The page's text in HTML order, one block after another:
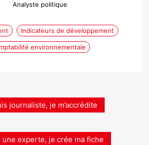
Analyste politique
Indicateurs de développement
environnementale
journaliste, je m’accrédite
une experte, je crée ma fiche